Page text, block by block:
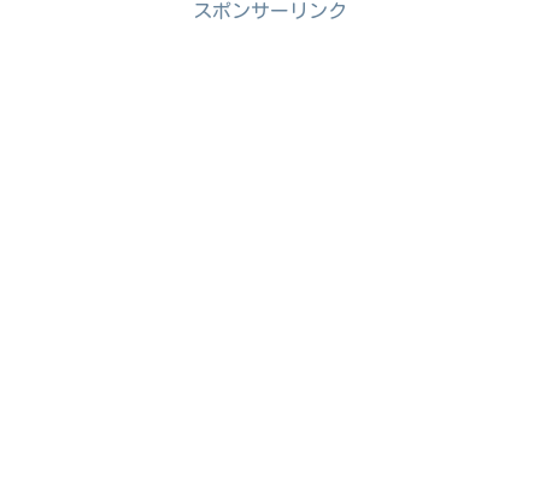
スポンサーリンク